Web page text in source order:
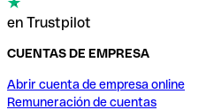
en Trustpilot
CUENTAS DE EMPRESA
Abrir cuenta de empresa online
Remuneración de cuentas